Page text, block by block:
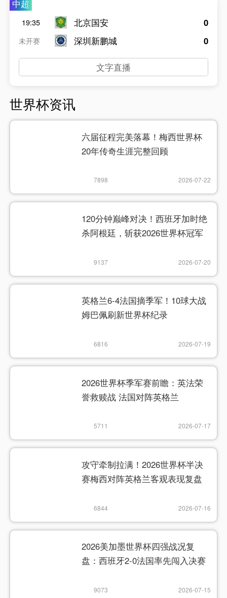
中超
19:35
未开赛
北京国安
深圳新鹏城
0
0
文字直播
世界杯资讯
六届征程完美落幕！梅西世界杯
20年传奇生涯完整回顾
7898 2026-07-22
120分钟巅峰对决！西班牙加时绝
杀阿根廷，斩获2026世界杯冠军
9137 2026-07-20
英格兰6-4法国摘季军！10球大战
姆巴佩刷新世界杯纪录
6816 2026-07-19
2026世界杯季军赛前瞻：英法荣
誉救赎战 法国对阵英格兰
5711 2026-07-17
攻守牵制拉满！2026世界杯半决
赛梅西对阵英格兰客观表现复盘
6844 2026-07-16
2026美加墨世界杯四强战况复
盘：西班牙2-0法国率先闯入决赛
9073 2026-07-15